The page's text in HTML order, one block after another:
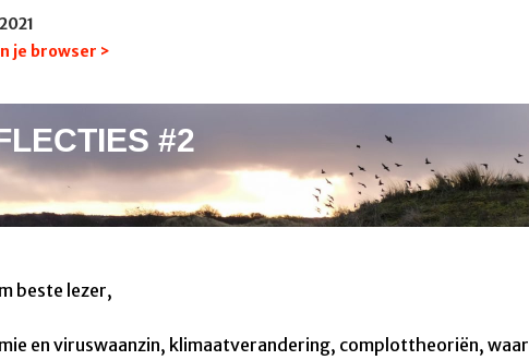
je browser >
#2
beste lezer,
en viruswaanzin, klimaatverandering, complottheoriën, w